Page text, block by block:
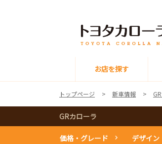
お店を探す
トップページ 新車情報
GRカローラ
価格・グレード デザイン